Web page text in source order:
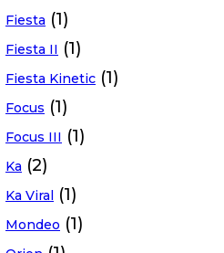
Fiesta (1)
Fiesta II (1)
Fiesta Kinetic (1)
Focus (1)
Focus III (1)
Ka (2)
Ka Viral (1)
Mondeo (1)